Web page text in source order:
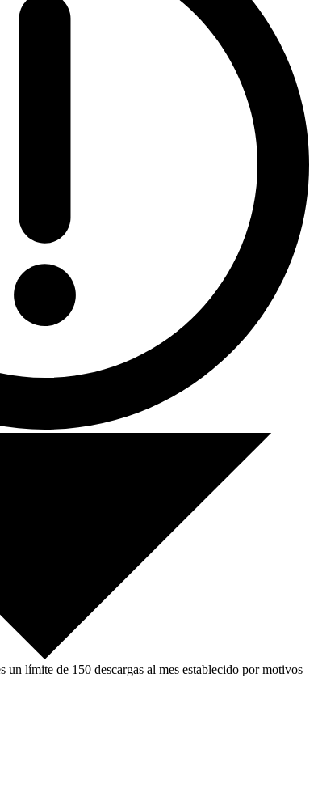
límite de 150 descargas al mes establecido por motivos